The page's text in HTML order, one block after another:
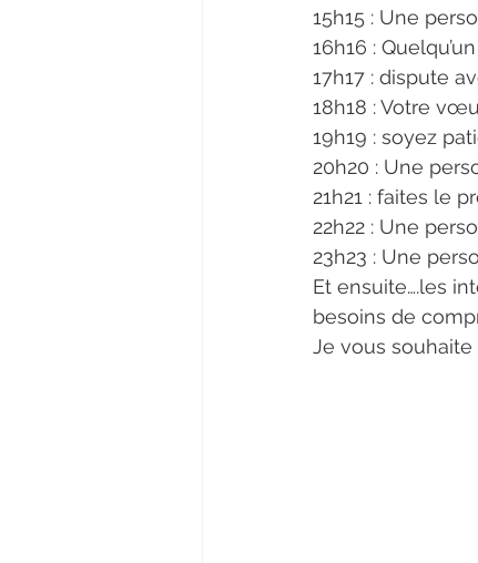
15h15 : Une
16h16 :
17h17 : dispute
18h18 : Votre
19h19 : soyez
20h20 : Une
21h21 : faites le
22h22 : Une
23h23 : Une
Et ensuite….les
besoins de
Je vous